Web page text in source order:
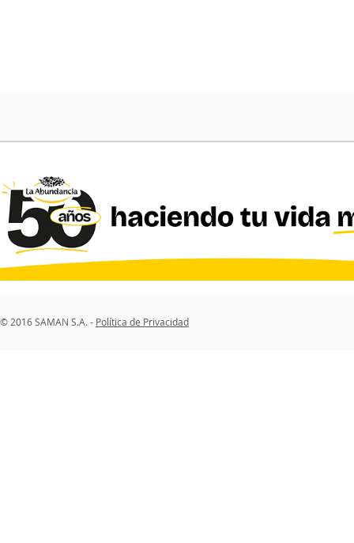
© 2016 SAMAN S.A. - Política de Privacidad